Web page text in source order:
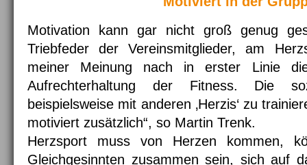
Motivation kann gar nicht groß genug
Triebfeder der Vereinsmitglieder, am
meiner Meinung nach in erster Linie
Aufrechterhaltung der Fitness. Die
beispielsweise mit anderen ‚Herzis‘ zu
motiviert zusätzlich“, so Martin Trenk.
Herzsport muss von Herzen kommen,
Gleichgesinnten zusammen sein, sich auf